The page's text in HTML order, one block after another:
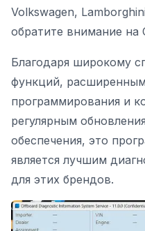
Volkswagen,
обратите внимание на
Благодаря широкому
функций,
программирования и
регулярным
обеспечения, это
является лучшим
для этих брендов.